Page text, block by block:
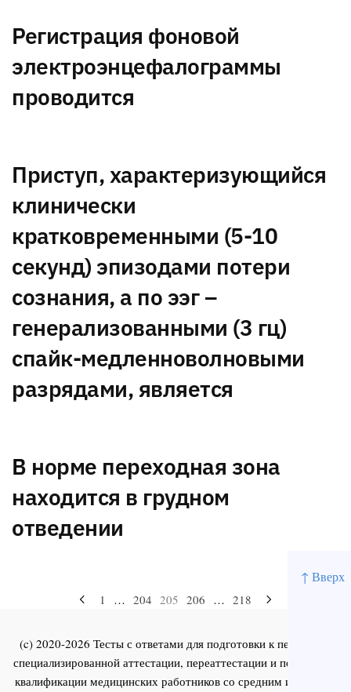
↑ Вверх
Регистрация фоновой
электроэнцефалограммы
проводится
Приступ, характеризующийся
клинически
кратковременными (5-10
секунд) эпизодами потери
сознания, а по ээг –
генерализованными (3 гц)
спайк-медленноволновыми
разрядами, является
В норме переходная зона
находится в грудном
отведении
1 … 204 205 206 … 218
(c) 2020-2026 Тесты с ответами для подготовки к первичной
специализированной аттестации, переаттестации и повышения
квалификации медицинских работников со средним и высшим